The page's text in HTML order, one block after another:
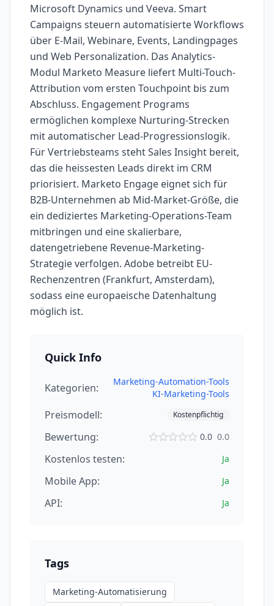
Microsoft Dynamics und Veeva. Smart
Campaigns steuern automatisierte Workflows
über E-Mail, Webinare, Events, Landingpages
und Web Personalization. Das Analytics-
Modul Marketo Measure liefert Multi-Touch-
Attribution vom ersten Touchpoint bis zum
Abschluss. Engagement Programs
ermöglichen komplexe Nurturing-Strecken
mit automatischer Lead-Progressionslogik.
Für Vertriebsteams steht Sales Insight bereit,
das die heissesten Leads direkt im CRM
priorisiert. Marketo Engage eignet sich für
B2B-Unternehmen ab Mid-Market-Größe, die
ein dediziertes Marketing-Operations-Team
mitbringen und eine skalierbare,
datengetriebene Revenue-Marketing-
Strategie verfolgen. Adobe betreibt EU-
Rechenzentren (Frankfurt, Amsterdam),
sodass eine europaeische Datenhaltung
möglich ist.
Quick Info
Kategorien:
Marketing-Automation-Tools
KI-Marketing-Tools
Preismodell: Kostenpflichtig
Bewertung: 0.0 0.0
Kostenlos testen: Ja
Mobile App: Ja
API: Ja
Tags
Marketing-Automatisierung